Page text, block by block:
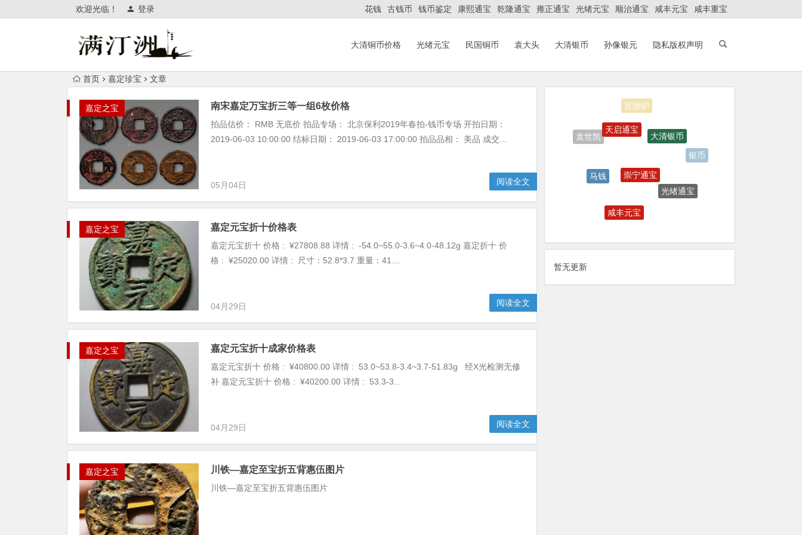
欢迎光临！ 登录 花钱 古钱币 钱币鉴定 康熙通宝 乾隆通宝 雍正通宝 光绪元宝 顺治通宝 咸丰元宝 咸丰重宝
大清铜币价格 光绪元宝 民国铜币 袁大头 大清银币 孙像银元 隐私版权声明
首页 嘉定珍宝 文章
嘉定之宝 南宋嘉定万宝折三等一组6枚价格
拍品估价： RMB 无底价 拍品专场： 北京保利2019年春拍-钱币专场 开拍日期：
2019-06-03 10:00:00 结标日期： 2019-06-03 17:00:00 拍品品相： 美品 成交...
05月04日 阅读全文
嘉定之宝 嘉定元宝折十价格表
嘉定元宝折十 价格 : ¥27808.88 详情 : -54.0~55.0-3.6~4.0-48.12g 嘉定折十 价
格 : ¥25020.00 详情 : 尺寸：52.8*3.7 重量：41....
04月29日 阅读全文
嘉定之宝 嘉定元宝折十成家价格表
嘉定元宝折十 价格 : ¥40800.00 详情 : 53.0~53.8-3.4~3.7-51.83g 经X光检测无修
补 嘉定元宝折十 价格 : ¥40200.00 详情 : 53.3-3...
04月29日 阅读全文
嘉定之宝 川铁—嘉定至宝折五背惠伍图片
川铁—嘉定至宝折五背惠伍图片
宣德炉
袁世凯
天启通宝
大清银币
银币
马钱
崇宁通宝
光绪通宝
咸丰元宝
暂无更新